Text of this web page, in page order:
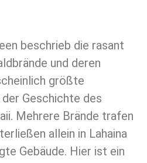
beschrieb die rasant
und deren
größte
Geschichte des
Mehrere Brände trafen
allein in Lahaina
Gebäude. Hier ist ein